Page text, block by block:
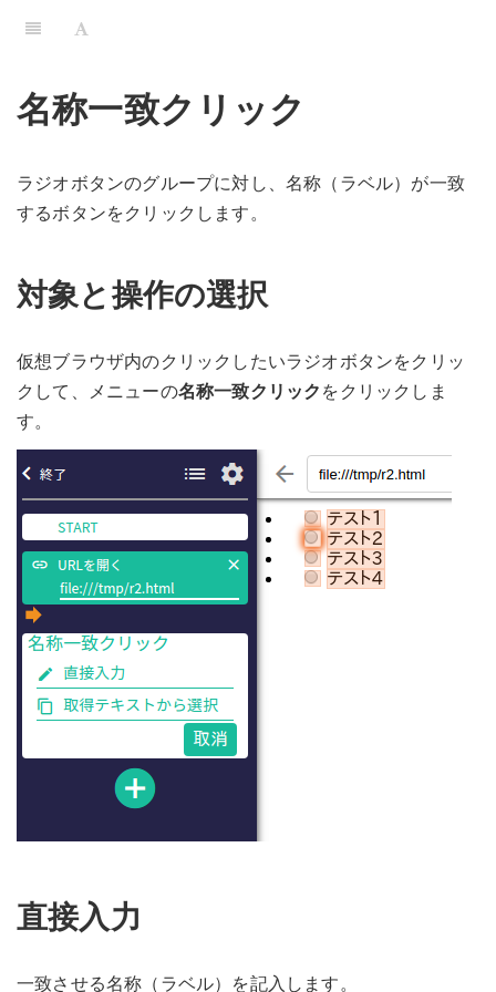
名称一致クリック
ラジオボタンのグループに対し、名称（ラベル）が一致
するボタンをクリックします。
対象と操作の選択
仮想ブラウザ内のクリックしたいラジオボタンをクリッ
クして、メニューの名称一致クリックをクリックしま
す。
直接入力
一致させる名称（ラベル）を記入します。